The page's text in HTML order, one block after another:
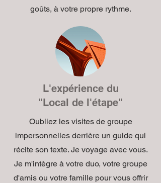
goûts, à votre propre rythme.
L'expérience du
"Local de l'étape"
Oubliez les visites de groupe
impersonnelles derrière un guide qui
récite son texte. Je voyage avec vous.
Je m'intègre à votre duo, votre groupe
d'amis ou votre famille pour vous offrir